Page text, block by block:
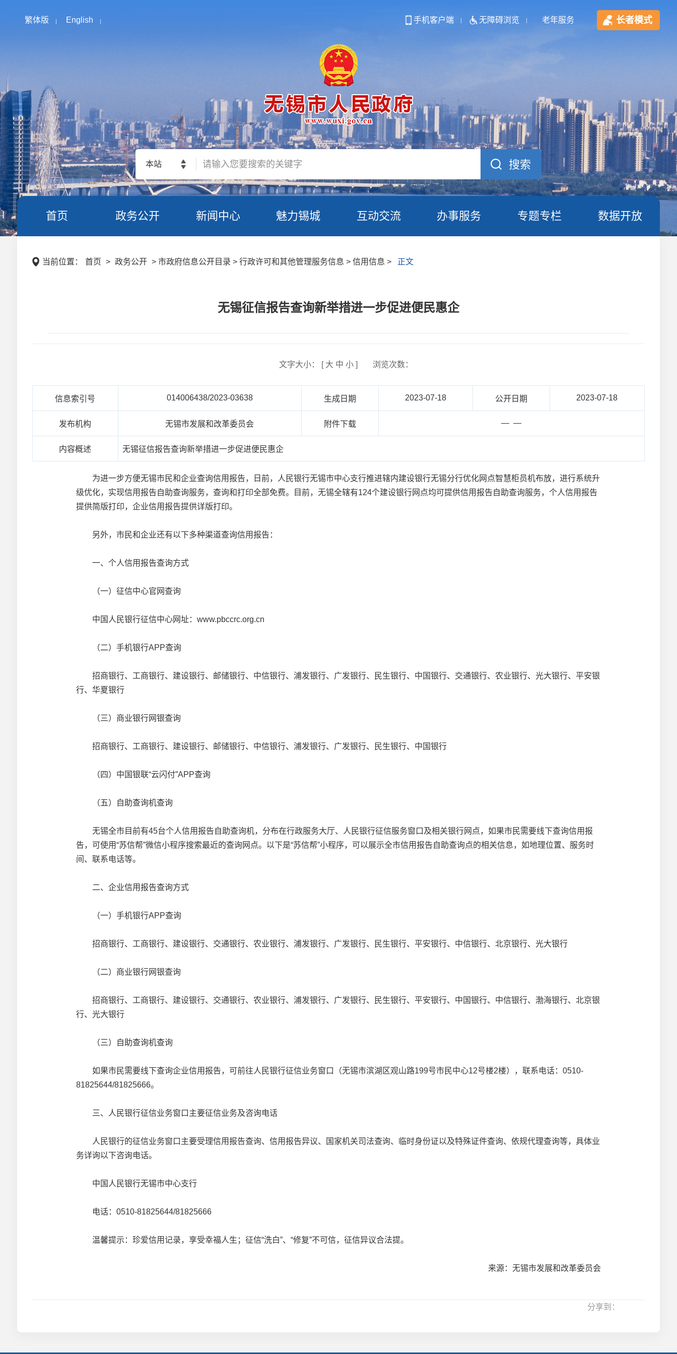
繁体版 English 手机客户端 无障碍浏览 老年服务 长者模式
本站
首页 政务公开 新闻中心 魅力锡城 互动交流 办事服务 专题专栏 数据开放
当前位置： 首页 > 政务公开 > 市政府信息公开目录 > 行政许可和其他管理服务信息 > 信用信息 > 正文
无锡征信报告查询新举措进一步促进便民惠企
文字大小： [ 大 中 小] 浏览次数：
信息索引号 014006438/2023-03638 生成日期 2023-07-18 公开日期 2023-07-18
发布机构 无锡市发展和改革委员会 附件下载 — —
内容概述 无锡征信报告查询新举措进一步促进便民惠企
为进一步方便无锡市民和企业查询信用报告，日前，人民银行无锡市中心支行推进辖内建设银行无锡分行优化网点智慧柜员机布放，进行系统升
级优化，实现信用报告自助查询服务，查询和打印全部免费。目前，无锡全辖有124个建设银行网点均可提供信用报告自助查询服务，个人信用报告
提供简版打印，企业信用报告提供详版打印。
另外，市民和企业还有以下多种渠道查询信用报告：
一、个人信用报告查询方式
（一）征信中心官网查询
中国人民银行征信中心网址：www.pbccrc.org.cn
（二）手机银行APP查询
招商银行、工商银行、建设银行、邮储银行、中信银行、浦发银行、广发银行、民生银行、中国银行、交通银行、农业银行、光大银行、平安银
行、华夏银行
（三）商业银行网银查询
招商银行、工商银行、建设银行、邮储银行、中信银行、浦发银行、广发银行、民生银行、中国银行
（四）中国银联“云闪付”APP查询
（五）自助查询机查询
无锡全市目前有45台个人信用报告自助查询机，分布在行政服务大厅、人民银行征信服务窗口及相关银行网点，如果市民需要线下查询信用报
告，可使用“苏信帮”微信小程序搜索最近的查询网点。以下是“苏信帮”小程序，可以展示全市信用报告自助查询点的相关信息，如地理位置、服务时
间、联系电话等。
二、企业信用报告查询方式
（一）手机银行APP查询
招商银行、工商银行、建设银行、交通银行、农业银行、浦发银行、广发银行、民生银行、平安银行、中信银行、北京银行、光大银行
（二）商业银行网银查询
招商银行、工商银行、建设银行、交通银行、农业银行、浦发银行、广发银行、民生银行、平安银行、中国银行、中信银行、渤海银行、北京银
行、光大银行
（三）自助查询机查询
如果市民需要线下查询企业信用报告，可前往人民银行征信业务窗口（无锡市滨湖区观山路199号市民中心12号楼2楼），联系电话：0510-
81825644/81825666。
三、人民银行征信业务窗口主要征信业务及咨询电话
人民银行的征信业务窗口主要受理信用报告查询、信用报告异议、国家机关司法查询、临时身份证以及特殊证件查询、依规代理查询等，具体业
务详询以下咨询电话。
中国人民银行无锡市中心支行
电话：0510-81825644/81825666
温馨提示：珍爱信用记录，享受幸福人生；征信“洗白”、“修复”不可信，征信异议合法提。
来源：无锡市发展和改革委员会
分享到：